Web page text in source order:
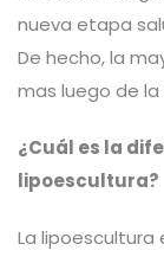
nueva etapa
De hecho, la
mas luego de
¿Cuál es la
lipoescultura?
La lipoescultura